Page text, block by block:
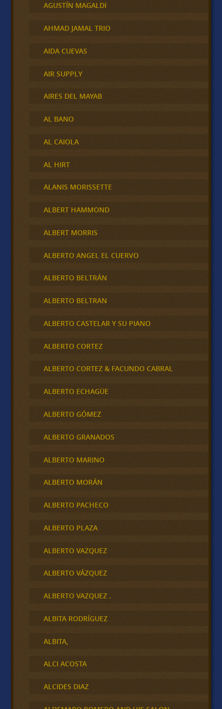
AGUSTÍN MAGALDI
AHMAD JAMAL TRIO
AIDA CUEVAS
AIR SUPPLY
AIRES DEL MAYAB
AL BANO
AL CAIOLA
AL HIRT
ALANIS MORISSETTE
ALBERT HAMMOND
ALBERT MORRIS
ALBERTO ANGEL EL CUERVO
ALBERTO BELTRÁN
ALBERTO BELTRAN
ALBERTO CASTELAR Y SU PIANO
ALBERTO CORTEZ
ALBERTO CORTEZ & FACUNDO CABRAL
ALBERTO ECHAGÜE
ALBERTO GÓMEZ
ALBERTO GRANADOS
ALBERTO MARINO
ALBERTO MORÁN
ALBERTO PACHECO
ALBERTO PLAZA
ALBERTO VAZQUEZ
ALBERTO VÁZQUEZ
ALBERTO VAZQUEZ .
ALBITA RODRÍGUEZ
ALBITA,
ALCI ACOSTA
ALCIDES DIAZ